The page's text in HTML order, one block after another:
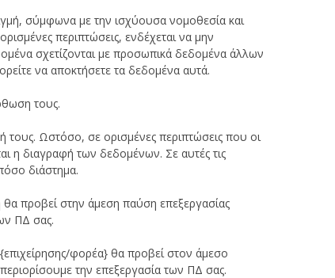
σύμφωνα με την ισχύουσα νομοθεσία και
περιπτώσεις, ενδέχεται να μην
σχετίζονται με προσωπικά δεδομένα άλλων
να αποκτήσετε τα δεδομένα αυτά.
τους.
τους. Ωστόσο, σε ορισμένες περιπτώσεις που οι
η διαγραφή των δεδομένων. Σε αυτές τις
διάστημα.
θα προβεί στην άμεση παύση επεξεργασίας
ΠΔ σας.
φορέα} θα προβεί στον άμεσο
την επεξεργασία των ΠΔ σας.